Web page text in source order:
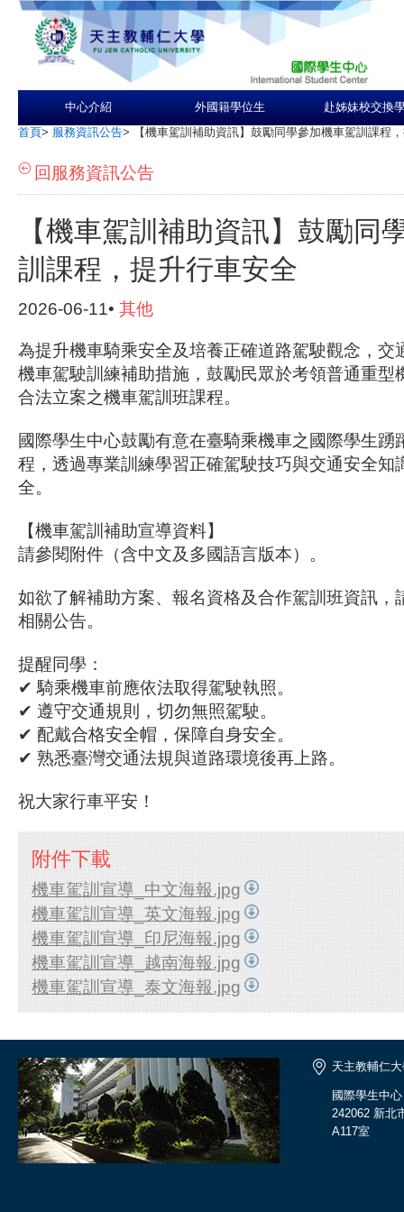
中心介紹 外國籍學位生 赴姊妹校交換
首頁> 服務資訊公告> 【機車駕訓補助資訊】鼓勵同學參加機車駕訓課程
回服務資訊公告
【機車駕訓補助資訊】鼓勵同
訓課程，提升行車安全
2026-06-11• 其他
為提升機車騎乘安全及培養正確道路駕駛觀念，交
機車駕駛訓練補助措施，鼓勵民眾於考領普通重型
合法立案之機車駕訓班課程。
國際學生中心鼓勵有意在臺騎乘機車之國際學生踴
程，透過專業訓練學習正確駕駛技巧與交通安全知
全。
【機車駕訓補助宣導資料】
請參閱附件（含中文及多國語言版本）。
如欲了解補助方案、報名資格及合作駕訓班資訊，
相關公告。
提醒同學：
✔ 騎乘機車前應依法取得駕駛執照。
✔ 遵守交通規則，切勿無照駕駛。
✔ 配戴合格安全帽，保障自身安全。
✔ 熟悉臺灣交通法規與道路環境後再上路。
祝大家行車平安！
附件下載
機車駕訓宣導_中文海報.jpg
機車駕訓宣導_英文海報.jpg
機車駕訓宣導_印尼海報.jpg
機車駕訓宣導_越南海報.jpg
機車駕訓宣導_泰文海報.jpg
天主教輔仁
國際學生中心
242062 新北
A117室